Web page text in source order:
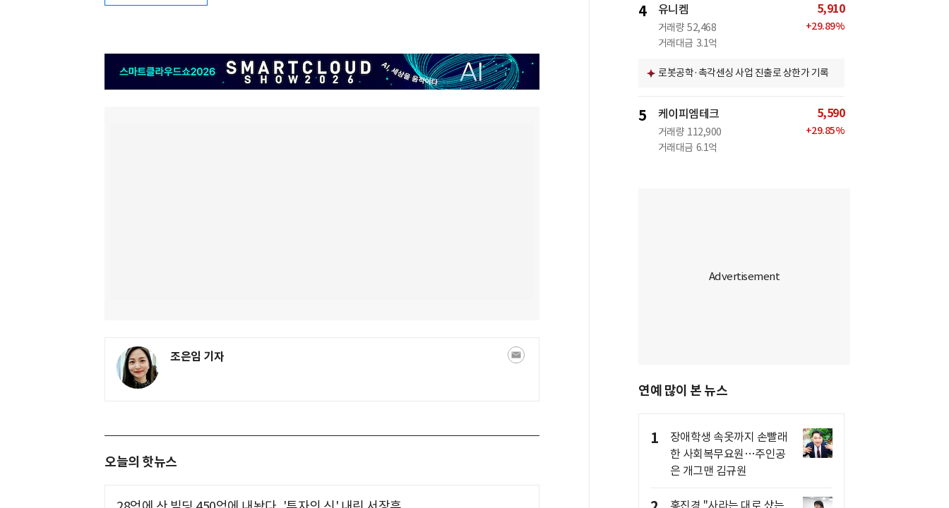
조은임 기자
오늘의 핫뉴스
4 유니켐
거래량 52,468
거래대금 3.1억
5,910
+29.89%
로봇공학·촉각센싱 사업 진출로 상한가 기록
5 케이피엠테크
거래량 112,900
거래대금 6.1억
5,590
+29.85%
연예 많이 본 뉴스
1
장애학생 속옷까지 손빨래
한 사회복무요원…주인공
은 개그맨 김규원
홍진경 "사라는 대로 샀는